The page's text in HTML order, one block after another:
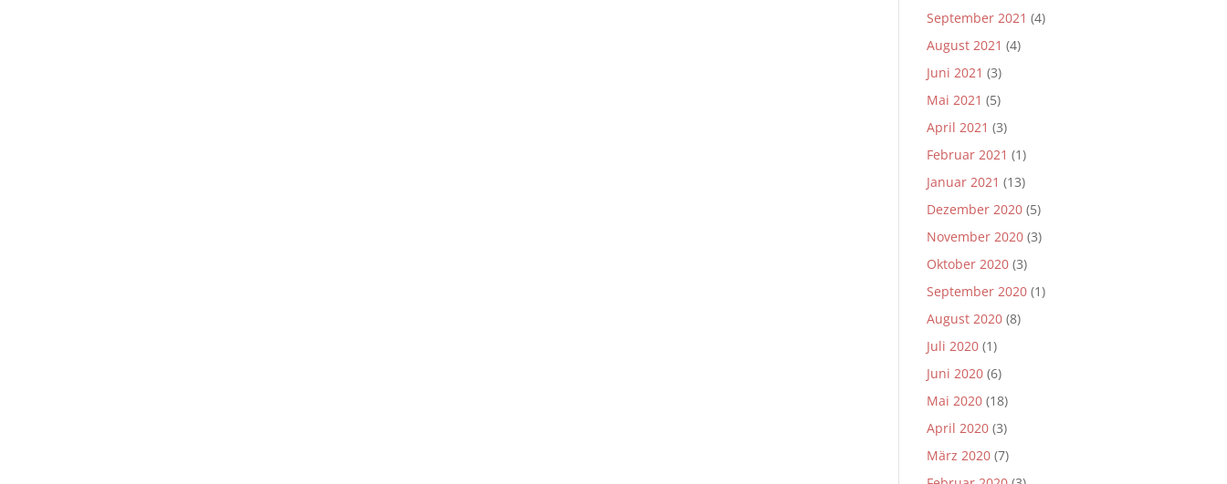
September 2021 (4)
August 2021 (4)
Juni 2021 (3)
Mai 2021 (5)
April 2021 (3)
Februar 2021 (1)
Januar 2021 (13)
Dezember 2020 (5)
November 2020 (3)
Oktober 2020 (3)
September 2020 (1)
August 2020 (8)
Juli 2020 (1)
Juni 2020 (6)
Mai 2020 (18)
April 2020 (3)
März 2020 (7)